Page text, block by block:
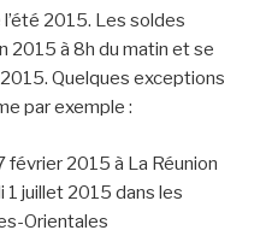
2015. Les soldes
2015 à 8h du matin et se
Quelques exceptions
par exemple :
2015 à La Réunion
juillet 2015 dans les
Orientales